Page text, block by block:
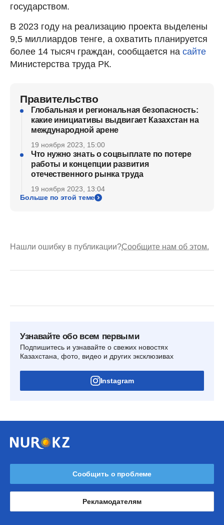
государством.
В 2023 году на реализацию проекта выделены
9,5 миллиардов тенге, а охватить планируется
более 14 тысяч граждан, сообщается на сайте
Министерства труда РК.
Правительство
Глобальная и региональная безопасность:
какие инициативы выдвигает Казахстан на
международной арене
19 ноября 2023, 15:00
Что нужно знать о соцвыплате по потере
работы и концепции развития
отечественного рынка труда
19 ноября 2023, 13:04
Больше по этой теме
Нашли ошибку в публикации?Сообщите нам об этом.
Узнавайте обо всем первыми
Подпишитесь и узнавайте о свежих новостях
Казахстана, фото, видео и других эксклюзивах
Instagram
Сообщить о проблеме
Рекламодателям